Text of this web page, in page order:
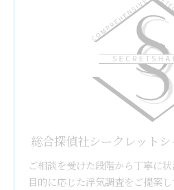
総合探偵社シークレット
ご相談を受けた段階から丁寧に
目的に応じた浮気調査をご提案